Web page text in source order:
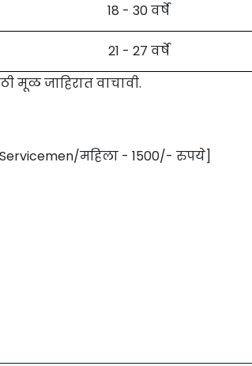
18 - 30 वर्षे
21 - 27 वर्षे
मूळ जाहिरात वाचावी.
महिला - 1500/- रुपये]